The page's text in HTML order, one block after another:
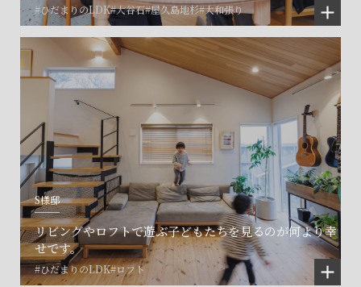
#ひだまりのLDK#大谷石#屋久島地杉#大和張り
S様邸
リビングやロフトで遊ぶ子どもたちを見るのが何より幸
せです。
#ひだまりのLDK#ロフト